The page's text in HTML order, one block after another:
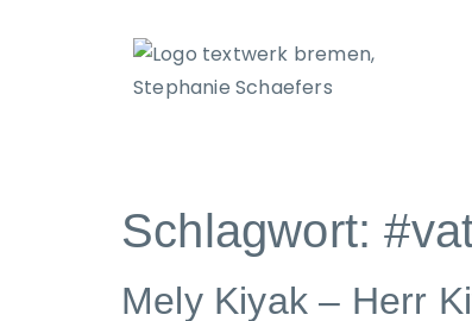
Schlagwort:
Mely Kiyak – Herr